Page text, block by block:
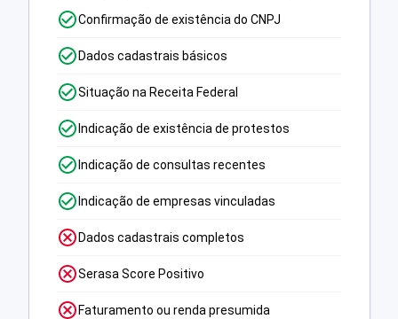
Confirmação de existência do CNPJ
Dados cadastrais básicos
Situação na Receita Federal
Indicação de existência de protestos
Indicação de consultas recentes
Indicação de empresas vinculadas
Dados cadastrais completos
Serasa Score Positivo
Faturamento ou renda presumida